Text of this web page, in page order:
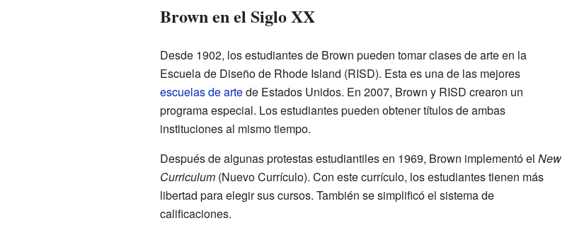
Brown en el Siglo XX
Desde 1902, los estudiantes de Brown pueden tomar clases de arte en la
Escuela de Diseño de Rhode Island (RISD). Esta es una de las mejores
escuelas de artede Estados Unidos. En 2007, Brown y RISD crearon un
programa especial. Los estudiantes pueden obtener títulos de ambas
instituciones al mismo tiempo.
Después de algunas protestas estudiantiles en 1969, Brown implementó el New
Curriculum(Nuevo Currículo). Con este currículo, los estudiantes tienen más
libertad para elegir sus cursos. También se simplificó el sistema de
calificaciones.